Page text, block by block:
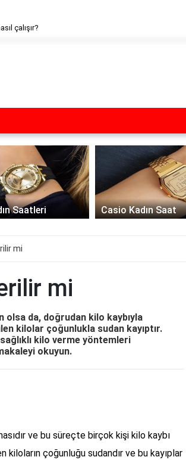
çalışır?
Saat Rolex Kadın Saat
mi
mi
olsa da, doğrudan kilo kaybıyla
kilolar çoğunlukla sudan kayıptır.
sağlıklı kilo verme yöntemleri
okuyun.
ve bu süreçte birçok kişi kilo kaybı
kiloların çoğunluğu sudandır ve bu kayıplar